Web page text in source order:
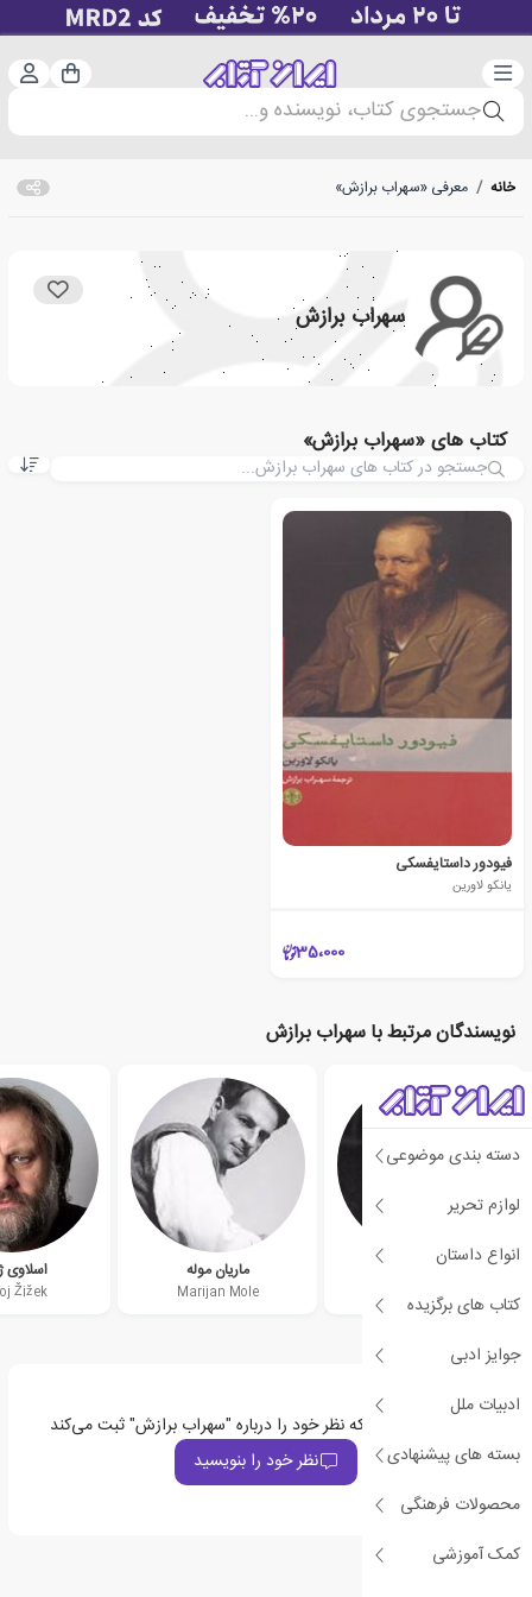
دسته‌بندی سبد
جستجوی کتاب، نویسنده و...
دسته بندی موضوعی
لوازم تحریر
انواع داستان
کتاب های برگزیده
جوایز ادبی
ادبیات ملل
بسته های پیشنهادی
محصولات فرهنگی
کمک آموزشی
خانه / معرفی «سهراب برازش»
سهراب برازش
کتاب های «سهراب برازش»
فیودور داستایفسکی
یانکو لاورین
35،000
نویسندگان مرتبط با سهراب برازش
یانکو لاورین
Janko Lavrin
ماریان موله
Marijan Mole
اسلاوی
Žižek
اولین نفری باشید که نظر خود را درباره "سهراب برازش" ثبت می‌کند
نظر خود را بنویسید